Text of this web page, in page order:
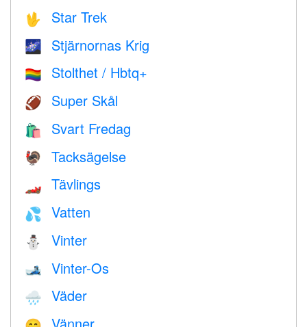
🖖 Star Trek
🌌 Stjärnornas Krig
🏳️‍🌈 Stolthet / Hbtq+
🏈 Super Skål
🛍 Svart Fredag
🦃 Tacksägelse
🏎 Tävlings
💦 Vatten
⛄ Vinter
🎿 Vinter-Os
🌧 Väder